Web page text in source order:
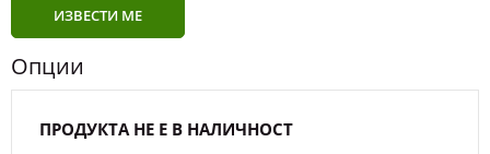
ИЗВЕСТИ МЕ
Опции
ПРОДУКТА НЕ Е В НАЛИЧНОСТ